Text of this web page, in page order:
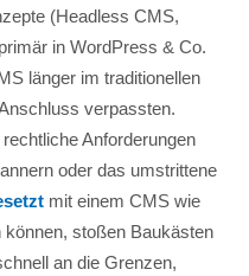
(Headless CMS,
in WordPress & Co.
länger im traditionellen
verpassten.
Anforderungen
oder das umstrittene
mit einem CMS wie
stoßen Baukästen
an die Grenzen,